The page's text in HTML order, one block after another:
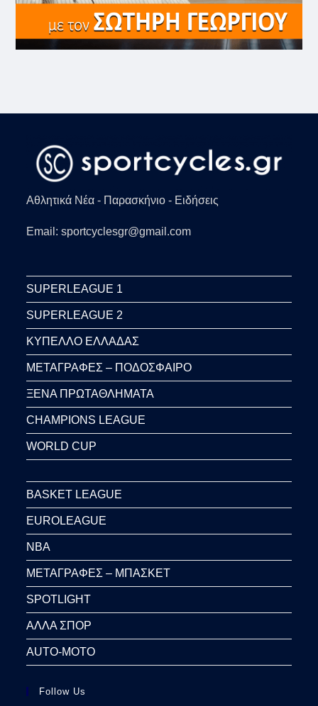
Αθλητικά Νέα - Παρασκήνιο - Ειδήσεις
Email: sportcyclesgr@gmail.com
SUPERLEAGUE 1
SUPERLEAGUE 2
ΚΥΠΕΛΛΟ ΕΛΛΑΔΑΣ
ΜΕΤΑΓΡΑΦΕΣ – ΠΟΔΟΣΦΑΙΡΟ
ΞΕΝΑ ΠΡΩΤΑΘΛΗΜΑΤΑ
CHAMPIONS LEAGUE
WORLD CUP
BASKET LEAGUE
EUROLEAGUE
NBA
ΜΕΤΑΓΡΑΦΕΣ – ΜΠΑΣΚΕΤ
SPOTLIGHT
ΑΛΛΑ ΣΠΟΡ
AUTO-MOTO
Follow Us